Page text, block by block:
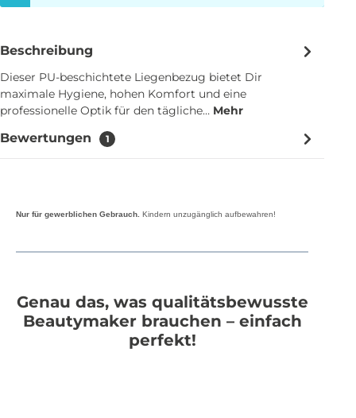
Beschreibung
Dieser PU-beschichtete Liegenbezug bietet Dir
maximale Hygiene, hohen Komfort und eine
professionelle Optik für den tägliche… Mehr
Bewertungen 1
Nur für gewerblichen Gebrauch. Kindern unzugänglich aufbewahren!
Genau das, was qualitätsbewusste
Beautymaker brauchen – einfach
perfekt!